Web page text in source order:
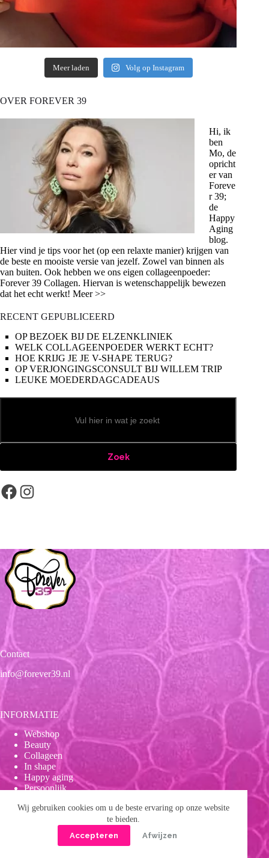
Wij gebruiken cookies om u de beste ervaring op onze website
te bieden.
Accepteren
Afwijzen
Meer laden Volg op Instagram
OVER FOREVER 39
Hi, ik
ben
Mo, de
opricht
er van
Foreve
r 39;
de
Happy
Aging
blog.
Hier vind je tips voor het (op een relaxte manier) krijgen van
de beste en mooiste versie van jezelf. Zowel van binnen als
van buiten. Ook hebben we ons eigen collageenpoeder:
Forever 39 Collagen. Hiervan is wetenschappelijk bewezen
dat het echt werkt! Meer >>
RECENT GEPUBLICEERD
OP BEZOEK BIJ DE ELZENKLINIEK
WELK COLLAGEENPOEDER WERKT ECHT?
HOE KRIJG JE JE V-SHAPE TERUG?
OP VERJONGINGSCONSULT BIJ WILLEM TRIP
LEUKE MOEDERDAGCADEAUS
Zoeken
Zoek
Facebook
Instagram
Contact
info@forever39.nl
INFORMATIE
Webshop
Beauty
Collageen
In shape
Happy aging
Persoonlijk